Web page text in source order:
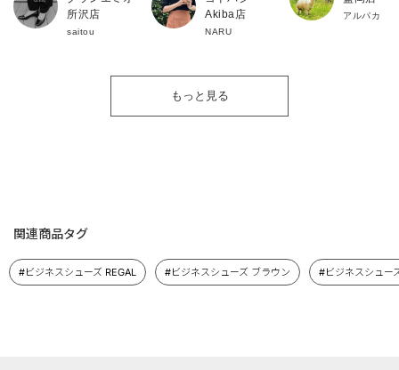
所沢店
saitou
Akiba店
NARU
アルパカ
もっと見る
関連商品タグ
#ビジネスシューズ REGAL #ビジネスシューズ ブラウン #ビジネスシュー